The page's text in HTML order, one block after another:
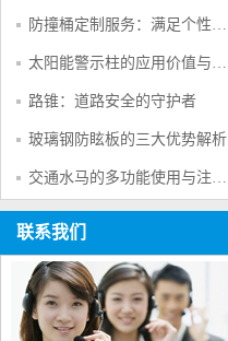
防撞桶定制服务：满足个性化交通安全需求的创新方案
太阳能警示柱的应用价值与产品特点
路锥：道路安全的守护者
玻璃钢防眩板的三大优势解析
交通水马的多功能使用与注意事项
联系我们